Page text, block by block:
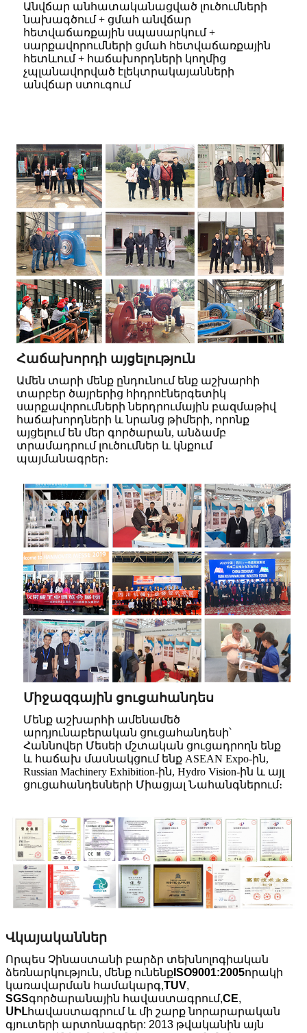
Անվճար անհատականացված լուծումների
նախագծում + ցմահ անվճար
հետվաճառքային սպասարկում +
սարքավորումների ցմահ հետվաճառքային
հետևում + հաճախորդների կողմից
չպլանավորված էլեկտրակայանների
անվճար ստուգում
Հաճախորդի այցելություն
Ամեն տարի մենք ընդունում ենք աշխարհի
տարբեր ծայրերից հիդրոէներգետիկ
սարքավորումների ներդրումային բազմաթիվ
հաճախորդների և նրանց թիմերի, որոնք
այցելում են մեր գործարան, անձամբ
տրամադրում լուծումներ և կնքում
պայմանագրեր։
Միջազգային ցուցահանդես
Մենք աշխարհի ամենամեծ
արդյունաբերական ցուցահանդեսի՝
Հաննովեր Մեսեի մշտական ​​​​ցուցադրողն ենք
և հաճախ մասնակցում ենք ASEAN Expo-ին,
Russian Machinery Exhibition-ին, Hydro Vision-ին և այլ
ցուցահանդեսների Միացյալ Նահանգներում։
Վկայականներ
Որպես Չինաստանի բարձր տեխնոլոգիական
ձեռնարկություն, մենք ունենք ISO9001:2005որակի
կառավարման համակարգ,TUV,
SGSգործարանային հավաստագրում,CE,
ՍԻԼհավաստագրում և մի շարք նորարարական
գյուտերի արտոնագրեր: 2013 թվականին այն